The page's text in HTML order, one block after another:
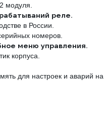
модуля.
реле.
в России.
номеров.
меню управления.
корпуса.
для настроек и аварий на